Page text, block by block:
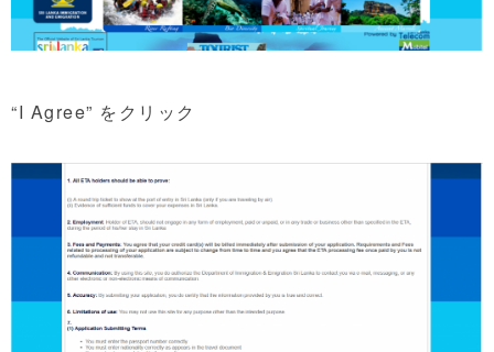
“I Agree” をクリック